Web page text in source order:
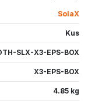
SolaX
Kus
SLX-X3-EPS-BOX
X3-EPS-BOX
4.85 kg